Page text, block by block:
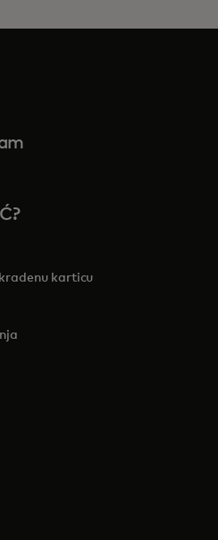
karticu
in a new tab